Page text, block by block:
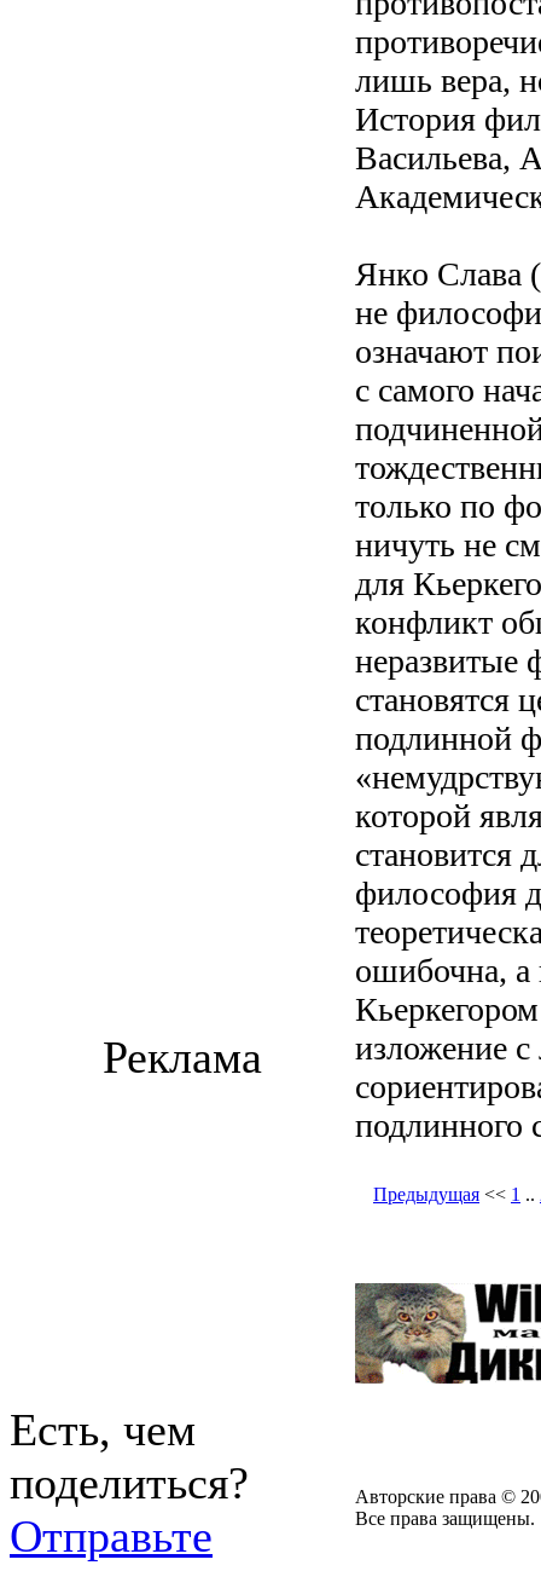
лишь вера,
История
Васильева,
Янко Слава
не
означают
с самого
только по
ничуть не
для
конфликт
неразвитые
становятся
подлинной
которой
становится
философия
ошибочна,
изложение
подлинного
Предыдущая << 1 ..
Реклама
Есть, чем
поделиться?
Отправьте
Авторские права ©
Все права защищены.